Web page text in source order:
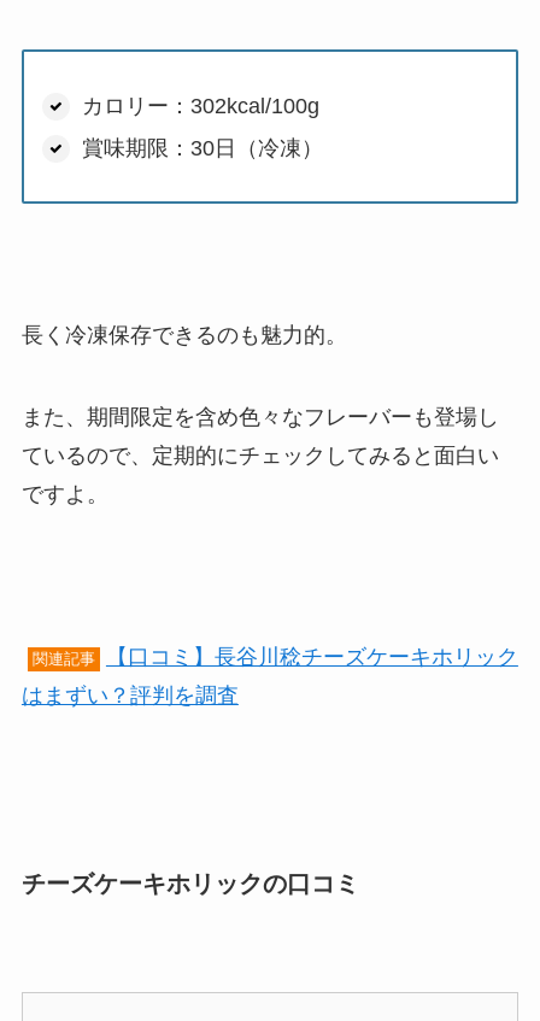
カロリー：302kcal/100g
賞味期限：30日（冷凍）
長く冷凍保存できるのも魅力的。
また、期間限定を含め色々なフレーバーも登場し
ているので、定期的にチェックしてみると面白い
ですよ。
関連記事
【口コミ】長谷川稔チーズケーキホリック
はまずい？評判を調査
チーズケーキホリックの口コミ